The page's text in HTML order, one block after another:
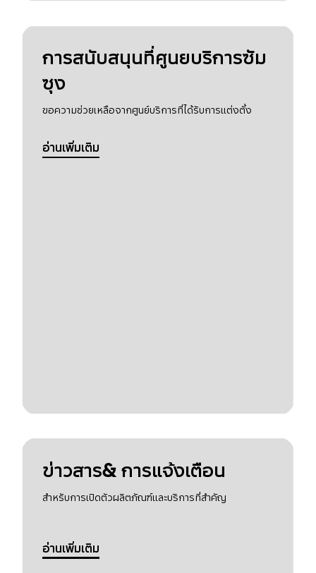
การสนับสนุนที่ศูนยบริการซัม
ซุง
ขอความช่วยเหลือจากศูนย์บริการที่ได้รับการแต่งตั้ง
อ่านเพิ่มเติม
ข่าวสาร& การแจ้งเตือน
สำหรับการเปิดตัวผลิตภัณฑ์และบริการที่สำคัญ
อ่านเพิ่มเติม